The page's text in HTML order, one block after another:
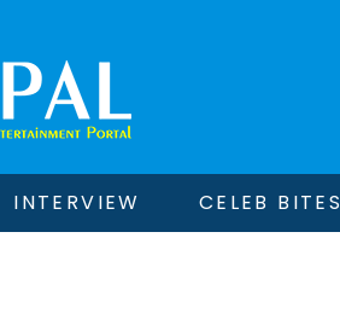
INTERVIEW CELEB BITES